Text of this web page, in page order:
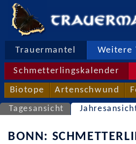
Trauermantel Weitere
Schmetterlingskalender
Biotope Artenschwund
Tagesansicht
BONN: